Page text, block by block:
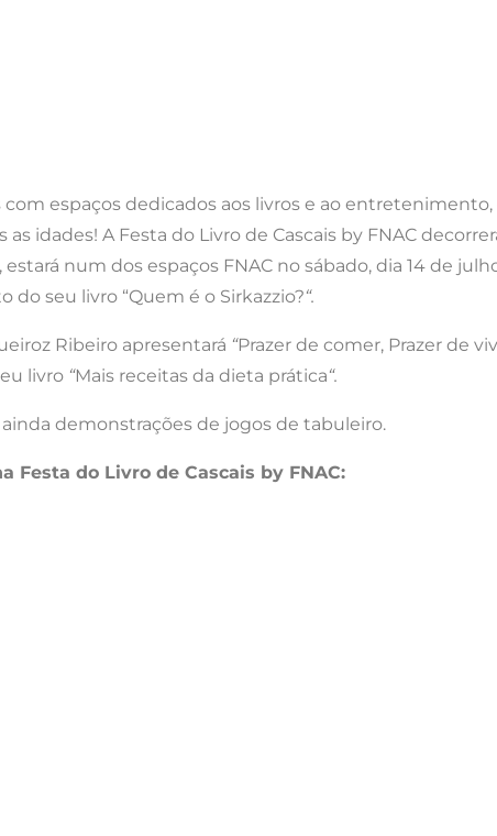
com espaços dedicados aos livros e ao
idades! A Festa do Livro de Cascais by FNAC
, estará num dos espaços FNAC no sábado, dia 14 de
do seu livro “Quem é o Sirkazzio?“.
Ribeiro apresentará “Prazer de comer, Prazer de
livro “Mais receitas da dieta prática“.
demonstrações de jogos de tabuleiro.
Festa do Livro de Cascais by FNAC: